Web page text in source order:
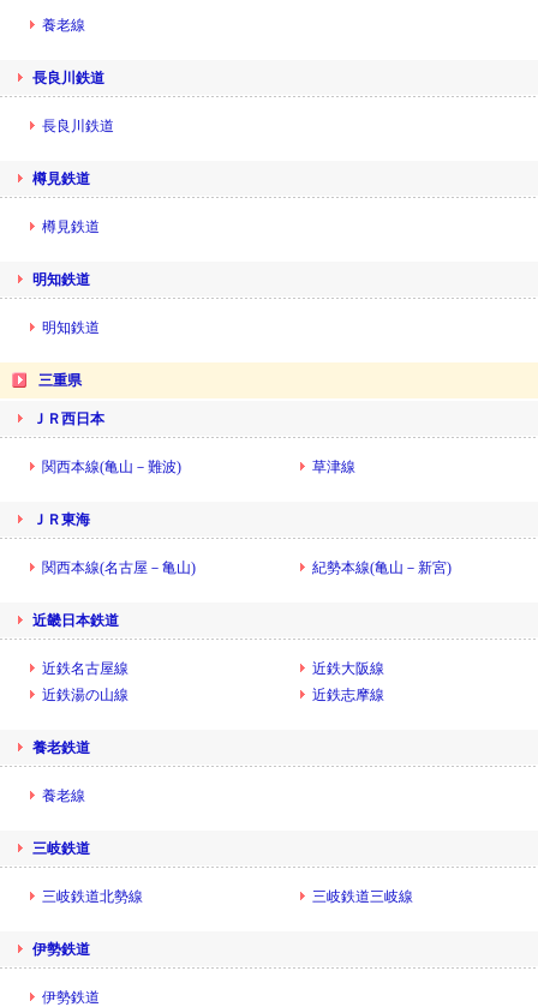
養老線
長良川鉄道
長良川鉄道
樽見鉄道
樽見鉄道
明知鉄道
明知鉄道
三重県
ＪＲ西日本
関西本線(亀山－難波) 草津線
ＪＲ東海
関西本線(名古屋－亀山) 紀勢本線(亀山－新宮)
近畿日本鉄道
近鉄名古屋線
近鉄大阪線
近鉄湯の山線
近鉄志摩線
養老鉄道
養老線
三岐鉄道
三岐鉄道北勢線 三岐鉄道三岐線
伊勢鉄道
伊勢鉄道